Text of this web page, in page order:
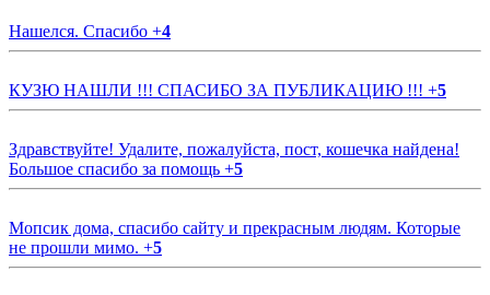
Нашелся. Спасибо +4
КУЗЮ НАШЛИ !!! СПАСИБО ЗА ПУБЛИКАЦИЮ !!! +5
Здравствуйте! Удалите, пожалуйста, пост, кошечка найдена!
Большое спасибо за помощь +5
Мопсик дома, спасибо сайту и прекрасным людям. Которые
не прошли мимо. +5